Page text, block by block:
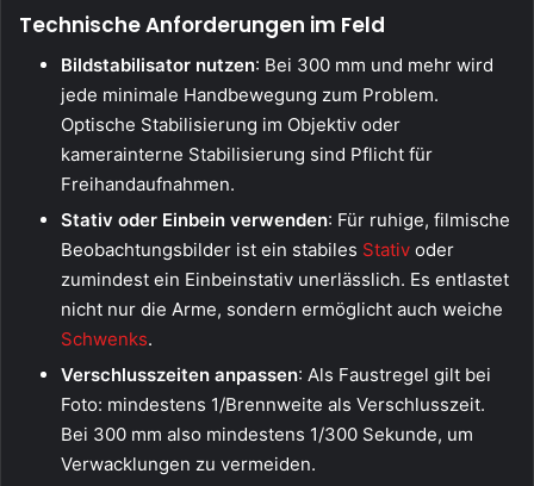
Technische Anforderungen im Feld
Bildstabilisator nutzen: Bei 300 mm und mehr wird
jede minimale Handbewegung zum Problem.
Optische Stabilisierung im Objektiv oder
kamerainterne Stabilisierung sind Pflicht für
Freihandaufnahmen.
Stativ oder Einbein verwenden: Für ruhige, filmische
Beobachtungsbilder ist ein stabiles Stativ oder
zumindest ein Einbeinstativ unerlässlich. Es entlastet
nicht nur die Arme, sondern ermöglicht auch weiche
Schwenks.
Verschlusszeiten anpassen: Als Faustregel gilt bei
Foto: mindestens 1/Brennweite als Verschlusszeit.
Bei 300 mm also mindestens 1/300 Sekunde, um
Verwacklungen zu vermeiden.